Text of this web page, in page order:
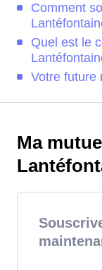
Comment
Quel est le
Votre future
Ma